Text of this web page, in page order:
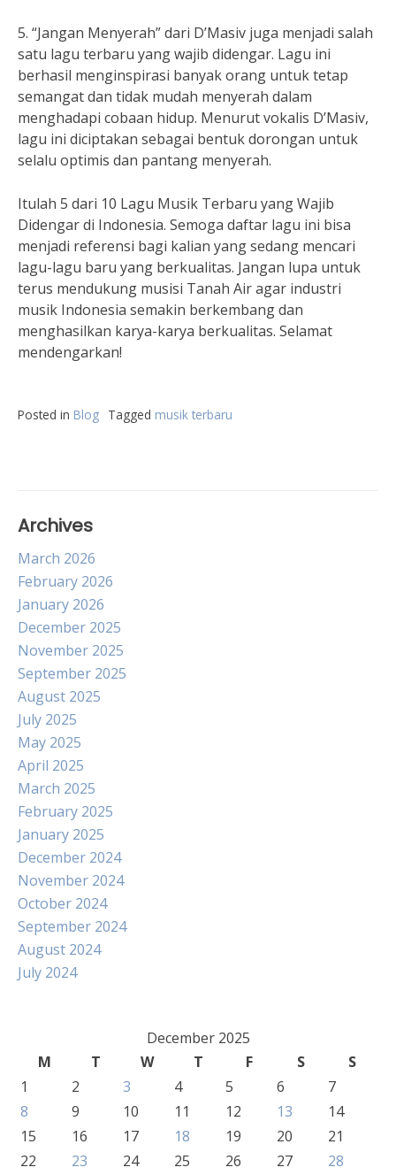
5. “Jangan Menyerah” dari D’Masiv juga menjadi salah
satu lagu terbaru yang wajib didengar. Lagu ini
berhasil menginspirasi banyak orang untuk tetap
semangat dan tidak mudah menyerah dalam
menghadapi cobaan hidup. Menurut vokalis D’Masiv,
lagu ini diciptakan sebagai bentuk dorongan untuk
selalu optimis dan pantang menyerah.
Itulah 5 dari 10 Lagu Musik Terbaru yang Wajib
Didengar di Indonesia. Semoga daftar lagu ini bisa
menjadi referensi bagi kalian yang sedang mencari
lagu-lagu baru yang berkualitas. Jangan lupa untuk
terus mendukung musisi Tanah Air agar industri
musik Indonesia semakin berkembang dan
menghasilkan karya-karya berkualitas. Selamat
mendengarkan!
Posted in Blog Tagged musik terbaru
Archives
March 2026
February 2026
January 2026
December 2025
November 2025
September 2025
August 2025
July 2025
May 2025
April 2025
March 2025
February 2025
January 2025
December 2024
November 2024
October 2024
September 2024
August 2024
July 2024
December 2025
M
T W T F S
S
1
2 3 4 5 6
7
8
9 10 11 12 13
14
15
16 17 18 19 20
21
22
23 24 25 26 27 28